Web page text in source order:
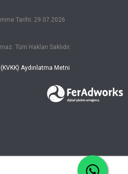
Tarihi: 29.07.2026
Tüm Hakları Saklıdır.
Aydınlatma Metni